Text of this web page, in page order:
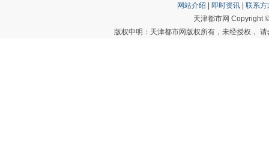
网站介绍 | 即时资讯 | 联系方
天津都市网 Copyright
版权申明：天津都市网版权所有，未经授权，